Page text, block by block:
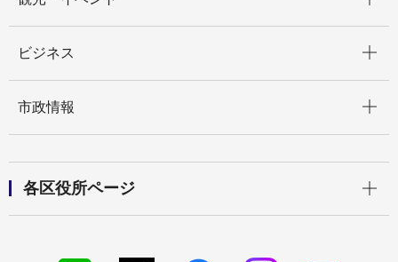
ビジネス
市政情報
各区役所ページ